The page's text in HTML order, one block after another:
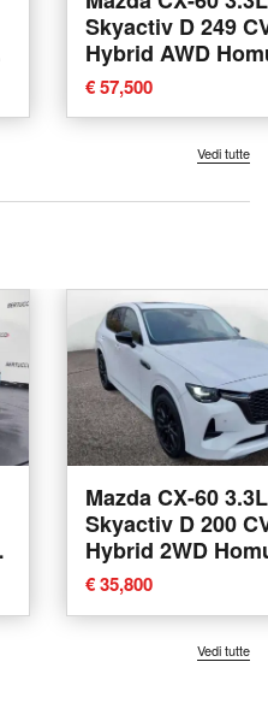
Skyactiv D 249
Hybrid AWD
nuova a Lurate
Caccivio
€ 57,500
Vedi tutte
Mazda CX-60
Skyactiv D 200
Hybrid 2WD
del 2023 usata a
€ 35,800
Vedi tutte